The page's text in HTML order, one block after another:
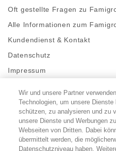
Oft gestellte Fragen zu
Alle Informationen zum
Kundendienst & Kontakt
Datenschutz
Impressum
Bleibe mit uns in Kontakt
Facebook
https://twitter.com/
https://Pinterest
Cookie-Einstellungen
Wir und unsere Partner
Technologien, um unsere
schützen, zu analysieren und zu
unsere Dienste und Werbungen
Webseiten von Dritten. Dabei
übermittelt werden, die
Datenschutzniveau haben.